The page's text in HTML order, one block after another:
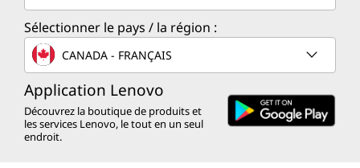
Sélectionner le pays / la région :
CANADA - FRANÇAIS
Application Lenovo
Découvrez la boutique de produits et
les services Lenovo, le tout en un seul
endroit.